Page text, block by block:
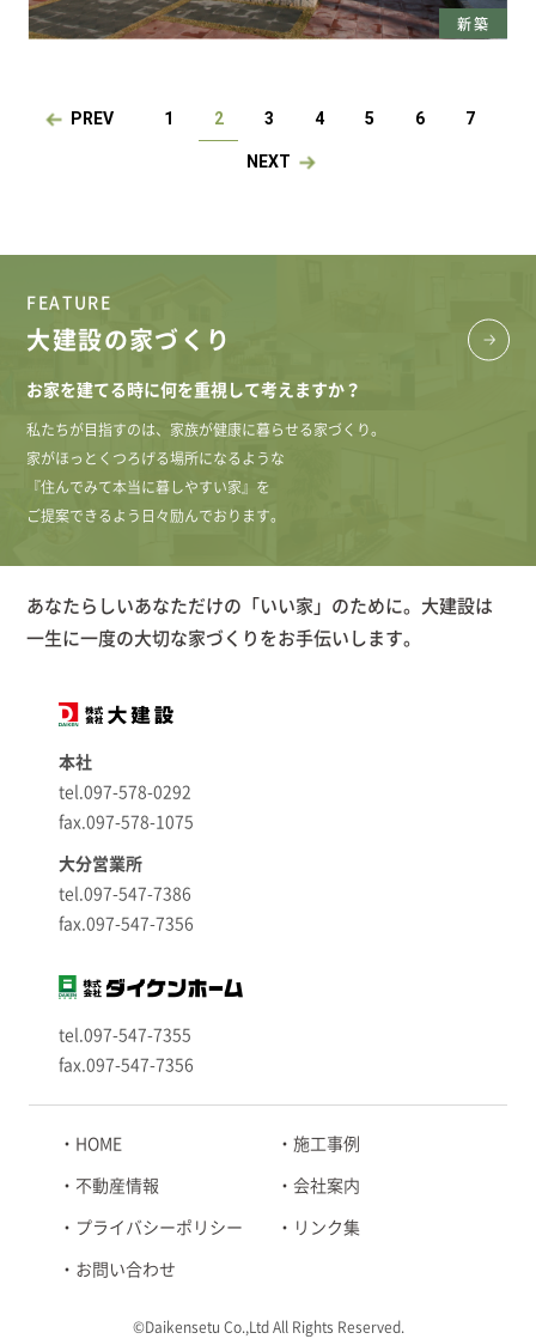
新築
PREV 1 2 3 4 5 6 7
NEXT
FEATURE
大建設の家づくり
お家を建てる時に何を重視して考えますか？
私たちが目指すのは、家族が健康に暮らせる家づくり。
家がほっとくつろげる場所になるような
『住んでみて本当に暮しやすい家』を
ご提案できるよう日々励んでおります。
あなたらしいあなただけの「いい家」のために。大建設は
一生に一度の大切な家づくりをお手伝いします。
本社
tel.097-578-0292
fax.097-578-1075
大分営業所
tel.097-547-7386
fax.097-547-7356
tel.097-547-7355
fax.097-547-7356
HOME 施工事例
不動産情報 会社案内
プライバシーポリシー リンク集
お問い合わせ
©Daikensetu Co.,Ltd All Rights Reserved.